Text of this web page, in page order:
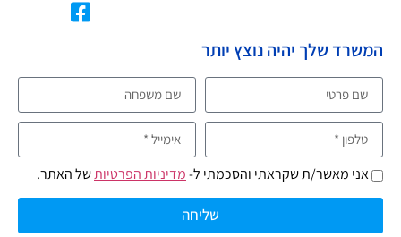
המשרד שלך יהיה נוצץ יותר
אני מאשר/ת שקראתי והסכמתי ל-מדיניות הפרטיותשל האתר.
שליחה